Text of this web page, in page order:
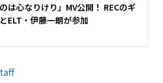
は心なりけり」MV公開！ RECのギ
ELT・伊藤一朗が参加